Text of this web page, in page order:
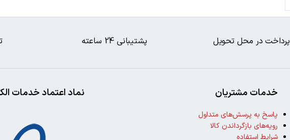
پرداخت در محل تحویل پشتیبانی 24 ساعته
نماد اعتماد خدمات خدمات مشتریان
پاسخ به پرسش‌های متداول
رویه‌های بازگرداندن کالا
شرایط استفاده